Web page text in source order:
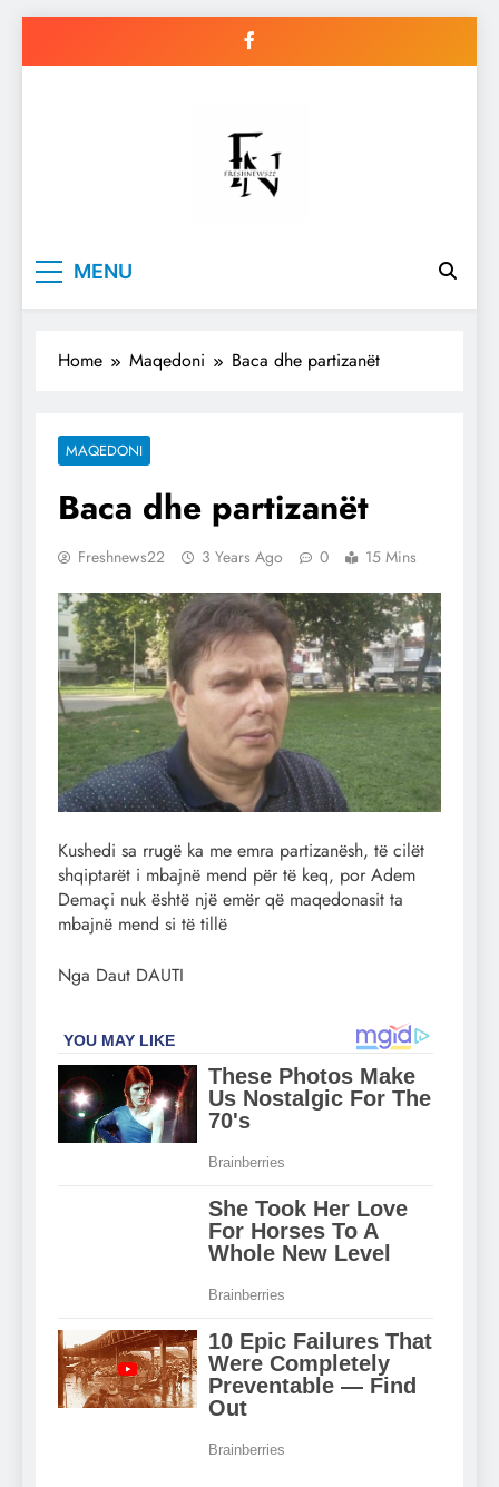
MENU
Home Maqedoni Baca dhe partizanët
MAQEDONI
Baca dhe partizanët
Freshnews22 3 Years Ago 0 15 Mins
Kushedi sa rrugë ka me emra partizanësh, të cilët
shqiptarët i mbajnë mend për të keq, por Adem
Demaçi nuk është një emër që maqedonasit ta
mbajnë mend si të tillë
Nga Daut DAUTI